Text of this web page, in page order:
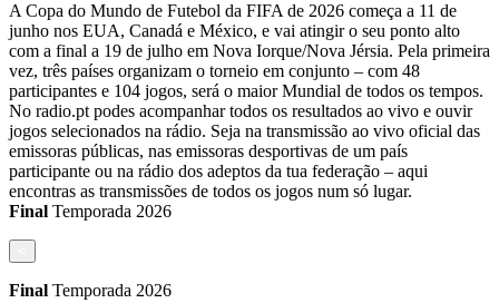
A Copa do Mundo de Futebol da FIFA de 2026 começa a 11 de
junho nos EUA, Canadá e México, e vai atingir o seu ponto alto
com a final a 19 de julho em Nova Iorque/Nova Jérsia. Pela primeira
vez, três países organizam o torneio em conjunto – com 48
participantes e 104 jogos, será o maior Mundial de todos os tempos.
No radio.pt podes acompanhar todos os resultados ao vivo e ouvir
jogos selecionados na rádio. Seja na transmissão ao vivo oficial das
emissoras públicas, nas emissoras desportivas de um país
participante ou na rádio dos adeptos da tua federação – aqui
encontras as transmissões de todos os jogos num só lugar.
Final Temporada 2026
Final Temporada 2026